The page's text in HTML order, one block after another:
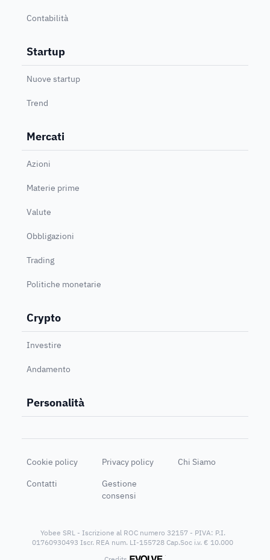
Contabilità
Startup
Nuove startup
Trend
Mercati
Azioni
Materie prime
Valute
Obbligazioni
Trading
Politiche monetarie
Crypto
Investire
Andamento
Personalità
Cookie policy Privacy policy
Chi Siamo
Contatti
Gestione
consensi
Yobee SRL - Iscrizione al ROC numero 32157 - PIVA: P.I.
01760930493 Iscr. REA num. LI-155728 Cap.Soc i.v. € 10.000
®